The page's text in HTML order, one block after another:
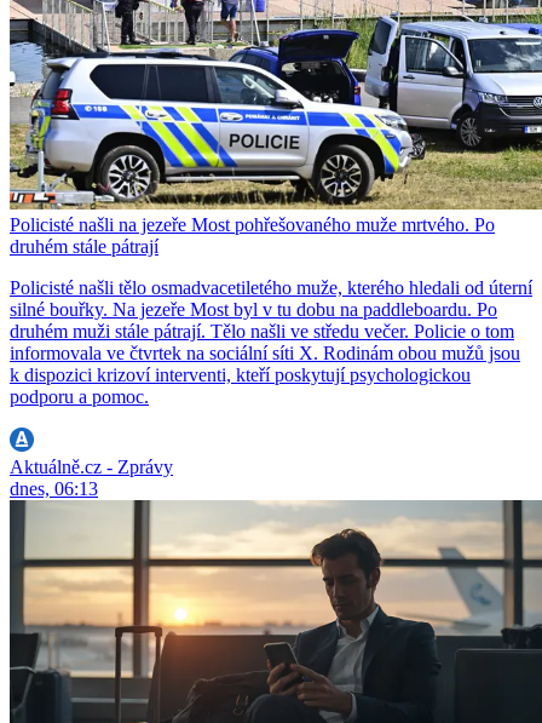
Policisté našli na jezeře Most pohřešovaného muže mrtvého. Po
druhém stále pátrají
Policisté našli tělo osmadvacetiletého muže, kterého hledali od úterní
silné bouřky. Na jezeře Most byl v tu dobu na paddleboardu. Po
druhém muži stále pátrají. Tělo našli ve středu večer. Policie o tom
informovala ve čtvrtek na sociální síti X. Rodinám obou mužů jsou
k dispozici krizoví interventi, kteří poskytují psychologickou
podporu a pomoc.
Aktuálně.cz - Zprávy
dnes, 06:13